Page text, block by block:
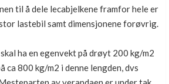
til å dele lecabjelkene framfor hele er
lastebil samt dimensjonene forøvrig.
ha en egenvekt på drøyt 200 kg/m2
ca 800 kg/m2 i denne lengden, dvs